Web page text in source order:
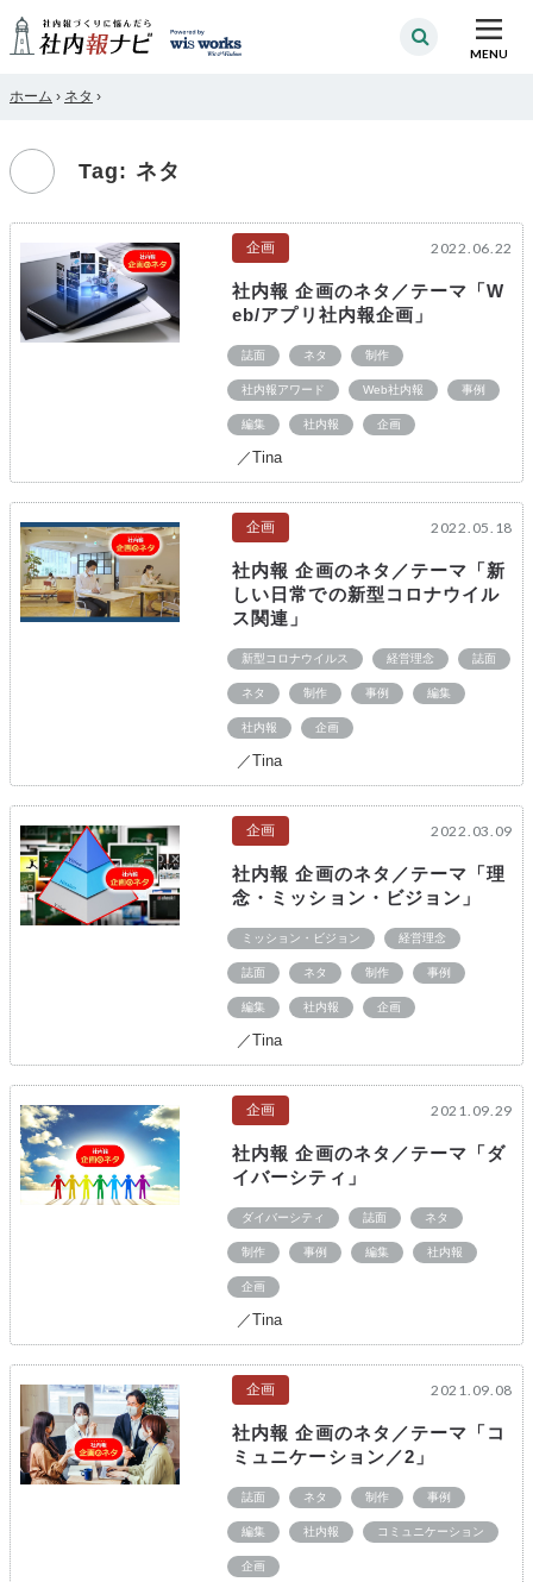
MENU
ホーム › ネタ ›
Tag: ネタ
企画 2022.06.22
社内報 企画のネタ／テーマ「W
eb/アプリ社内報企画」
誌面 ネタ 制作
社内報アワード Web社内報 事例
編集 社内報 企画
／Tina
企画 2022.05.18
社内報 企画のネタ／テーマ「新
しい日常での新型コロナウイル
ス関連」
新型コロナウイルス 経営理念 誌面
ネタ 制作 事例 編集
社内報 企画
／Tina
企画 2022.03.09
社内報 企画のネタ／テーマ「理
念・ミッション・ビジョン」
ミッション・ビジョン 経営理念
誌面 ネタ 制作 事例
編集 社内報 企画
／Tina
企画 2021.09.29
社内報 企画のネタ／テーマ「ダ
イバーシティ」
ダイバーシティ 誌面 ネタ
制作 事例 編集 社内報
企画
／Tina
企画 2021.09.08
社内報 企画のネタ／テーマ「コ
ミュニケーション／2」
誌面 ネタ 制作 事例
編集 社内報 コミュニケーション
企画